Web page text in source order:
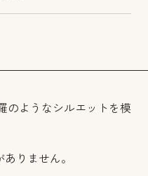
のようなシルエットを模
りません。